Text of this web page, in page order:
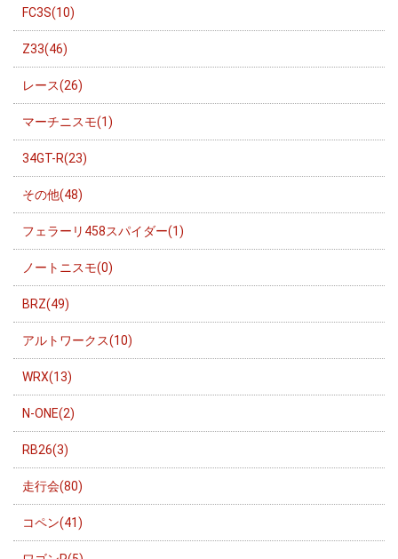
FC3S(10)
Z33(46)
レース(26)
マーチニスモ(1)
34GT-R(23)
その他(48)
フェラーリ458スパイダー(1)
ノートニスモ(0)
BRZ(49)
アルトワークス(10)
WRX(13)
N-ONE(2)
RB26(3)
走行会(80)
コペン(41)